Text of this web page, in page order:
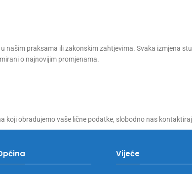
praksama ili zakonskim zahtjevima. Svaka izmjena
o najnovijim promjenama.
koji obrađujemo vaše lične podatke, slobodno nas
Vijeće